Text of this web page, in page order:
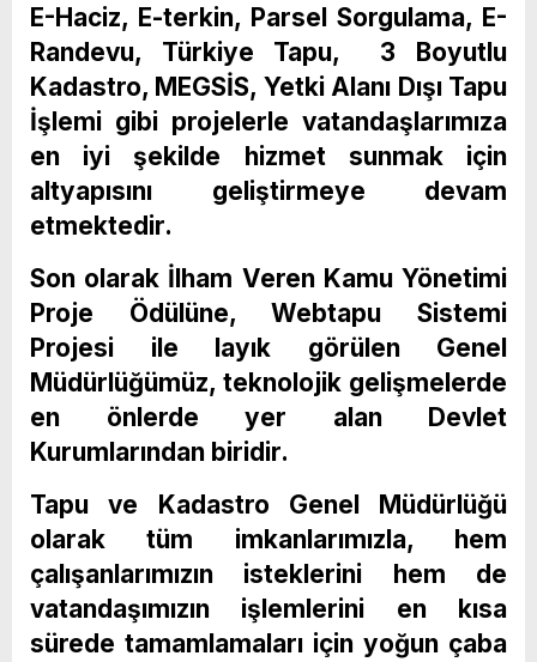
E-Haciz, E-terkin, Parsel Sorgulama, E-
Randevu, Türkiye Tapu, 3 Boyutlu
Kadastro, MEGSİS, Yetki Alanı Dışı Tapu
İşlemi gibi projelerle vatandaşlarımıza
en iyi şekilde hizmet sunmak için
altyapısını geliştirmeye devam
etmektedir.
Son olarak İlham Veren Kamu Yönetimi
Proje Ödülüne, Webtapu Sistemi
Projesi ile layık görülen Genel
Müdürlüğümüz, teknolojik gelişmelerde
en önlerde yer alan Devlet
Kurumlarından biridir.
Tapu ve Kadastro Genel Müdürlüğü
olarak tüm imkanlarımızla, hem
çalışanlarımızın isteklerini hem de
vatandaşımızın işlemlerini en kısa
sürede tamamlamaları için yoğun çaba